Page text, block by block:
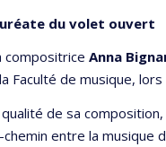
du volet ouvert
compositrice Anna
Faculté de musique, lors
de sa
entre la musique